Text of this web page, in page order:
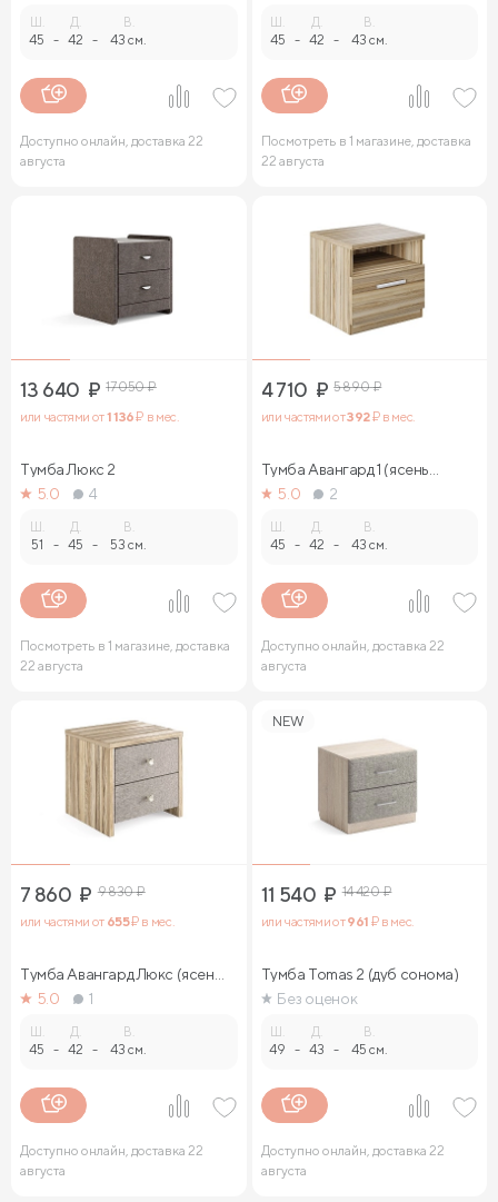
45 -
Д.
42 -
В.
43 см.
Доступно онлайн, доставка 22
августа
45 -
Д.
42 -
В.
43 см.
Посмотреть в 1 магазине, доставка
22 августа
13 640 ₽ 17 050₽
или частями от1 136₽ в мес.
Тумба Люкс 2
5.0
4
51 -
Д.
45 -
В.
53 см.
Посмотреть в 1 магазине, доставка
22 августа
4 710 ₽ 5 890₽
или частями от392₽ в мес.
Тумба Авангард 1 (ясень
ориноко)
5.0 2
45 -
Д.
42 -
В.
43 см.
Доступно онлайн, доставка 22
августа
7 860 ₽ 9 830₽
или частями от 655₽ в мес.
Тумба Авангард Люкс (ясень
ориноко)
5.0 1
45 -
Д.
42 -
В.
43 см.
Доступно онлайн, доставка 22
августа
NEW
11 540 ₽ 14 420₽
или частями от961 ₽ в мес.
Тумба Tomas 2 (дуб сонома)
Без оценок
49 -
Д.
43 -
В.
45 см.
Доступно онлайн, доставка 22
августа